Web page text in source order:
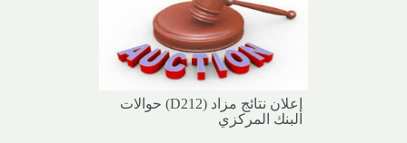
إعلان نتائج مزاد (D212) حوالات
البنك المركزي